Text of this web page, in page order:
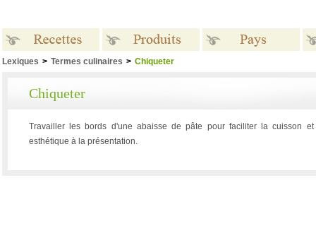
Lexiques > Termes culinaires > Chiqueter
Chiqueter
Travailler les bords d'une abaisse de pâte pour faciliter la cuisson
esthétique à la présentation.
Recettes